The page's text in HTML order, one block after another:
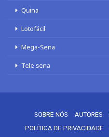
Quina
Lotofácil
Mega-Sena
Tele sena
SOBRE NÓS AUTORES
POLÍTICA DE PRIVACIDADE